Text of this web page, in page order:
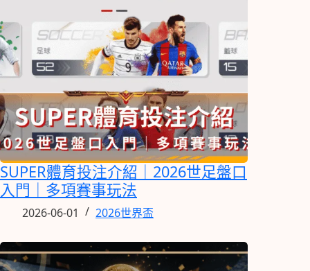
SUPER體育投注介紹｜2026世足盤口
入門｜多項賽事玩法
2026-06-01 2026世界盃